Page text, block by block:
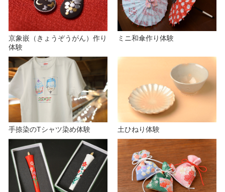
e
京象嵌（きょうぞうがん）作り
体験
ミニ和傘作り体験
手捺染のTシャツ染め体験 土ひねり体験